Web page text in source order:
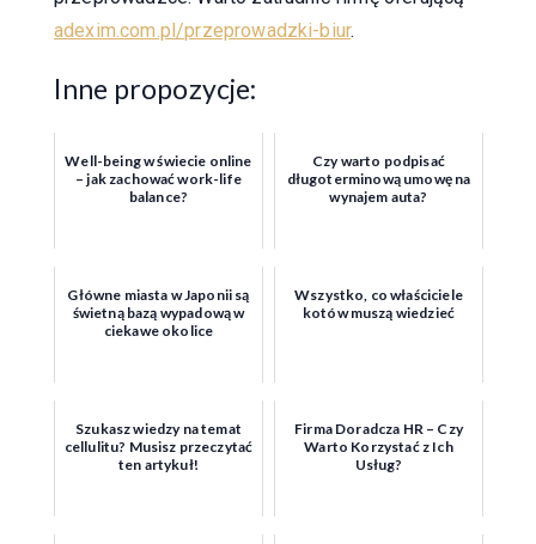
adexim.com.pl/przeprowadzki-biur.
Inne propozycje:
Well-being w świecie online
– jak zachować work-life
balance?
Czy warto podpisać
długoterminową umowę na
wynajem auta?
Główne miasta w Japonii są
świetną bazą wypadową w
ciekawe okolice
Wszystko, co właściciele
kotów muszą wiedzieć
Szukasz wiedzy na temat
cellulitu? Musisz przeczytać
ten artykuł!
Firma Doradcza HR – Czy
Warto Korzystać z Ich
Usług?